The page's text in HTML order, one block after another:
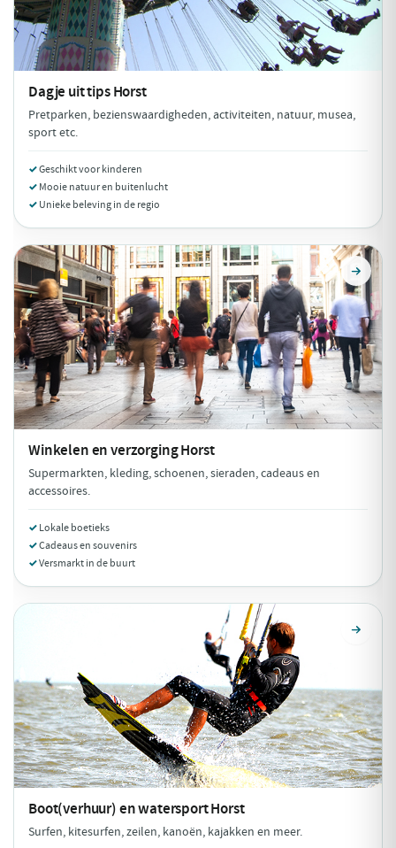
Dagje uit tipsHorst
Pretparken, bezienswaardigheden, activiteiten, natuur, musea,
sport etc.
Geschikt voor kinderen
Mooie natuur en buitenlucht
Unieke beleving in de regio
Winkelen en verzorgingHorst
Supermarkten, kleding, schoenen, sieraden, cadeaus en
accessoires.
Lokale boetieks
Cadeaus en souvenirs
Versmarkt in de buurt
Boot(verhuur) en watersportHorst
Surfen, kitesurfen, zeilen, kanoën, kajakken en meer.